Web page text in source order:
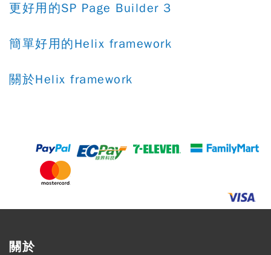
更好用的SP Page Builder 3
簡單好用的Helix framework
關於Helix framework
關於